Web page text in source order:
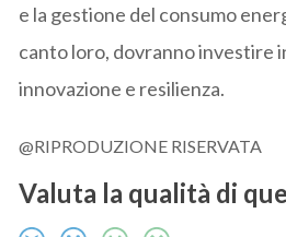
e la gestione del consumo
canto loro, dovranno investire
innovazione e resilienza.
@RIPRODUZIONE RISERVATA
Valuta la qualità di